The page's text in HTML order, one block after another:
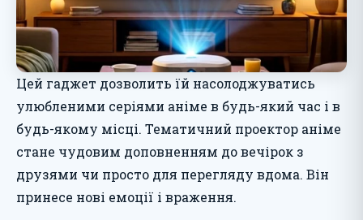
Цей гаджет дозволить їй насолоджуватись
улюбленими серіями аніме в будь-який час і в
будь-якому місці. Тематичний проектор аніме
стане чудовим доповненням до вечірок з
друзями чи просто для перегляду вдома. Він
принесе нові емоції і враження.